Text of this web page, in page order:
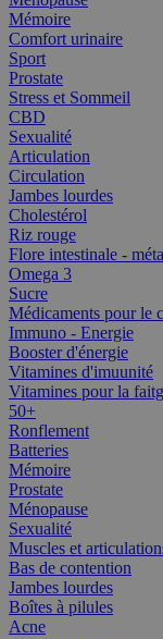
Mémoire
Comfort urinaire
Sport
Prostate
Stress et Sommeil
CBD
Sexualité
Articulation
Circulation
Jambes lourdes
Cholestérol
Riz rouge
Flore intestinale -
Omega 3
Sucre
Médicaments pour le
Immuno - Energie
Booster d'énergie
Vitamines d'imuunité
Vitamines pour la
50+
Ronflement
Batteries
Mémoire
Prostate
Ménopause
Sexualité
Muscles et
Bas de contention
Jambes lourdes
Boîtes à pilules
Acne